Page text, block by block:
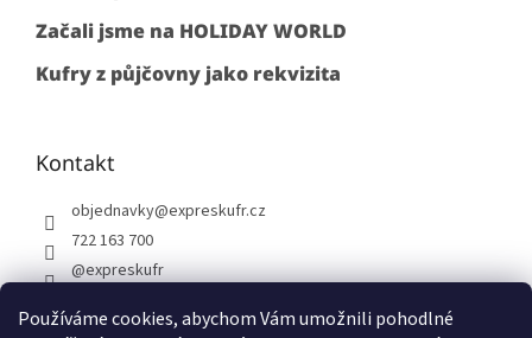
Používáme cookies, abychom Vám umožnili pohodlné
Začali jsme na HOLIDAY WORLD
Kufry z půjčovny jako rekvizita
Kontakt
objednavky@expreskufr.cz
722 163 700
@expreskufr